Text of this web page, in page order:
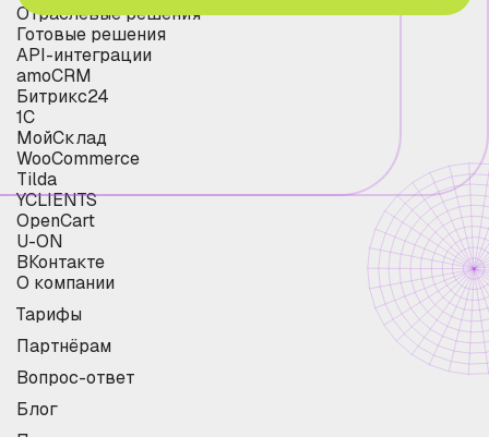
Отраслевые решения
Готовые решения
API-интеграции
amoCRM
Битрикс24
1С
МойСклад
WooCommerce
Tilda
YCLIENTS
OpenCart
U-ON
ВКонтакте
О компании
Тарифы
Партнёрам
Вопрос-ответ
Блог